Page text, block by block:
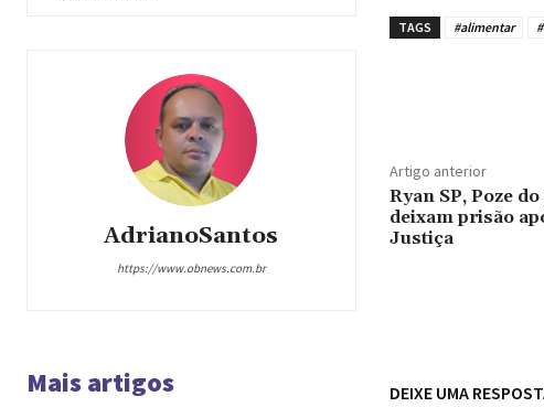
AdrianoSantos
https://www.obnews.com.br
TAGS #alimentar
Artigo anterior
Ryan SP, Poze
deixam prisão
Justiça
Mais artigos DEIXE UMA